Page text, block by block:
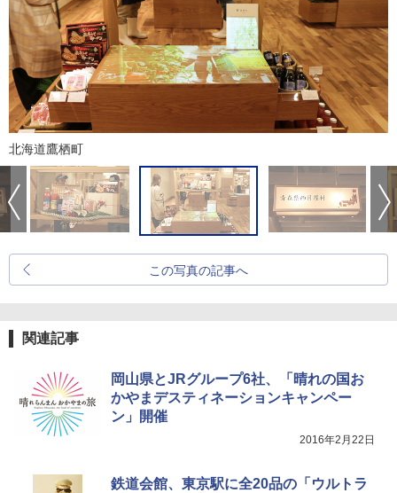
北海道鷹栖町
この写真の記事へ
関連記事
岡山県とJRグループ6社、「晴れの国お
かやまデスティネーションキャンペー
ン」開催
2016年2月22日
鉄道会館、東京駅に全20品の「ウルトラ